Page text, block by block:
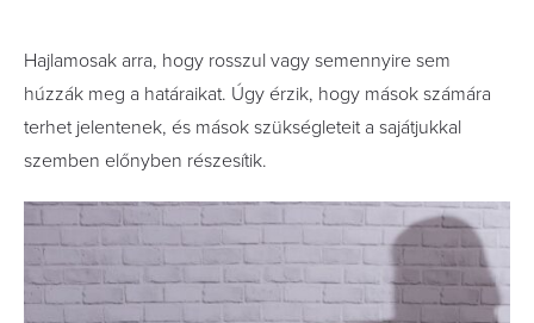
Hajlamosak arra, hogy rosszul vagy semennyire sem
húzzák meg a határaikat. Úgy érzik, hogy mások számára
terhet jelentenek, és mások szükségleteit a sajátjukkal
szemben előnyben részesítik.